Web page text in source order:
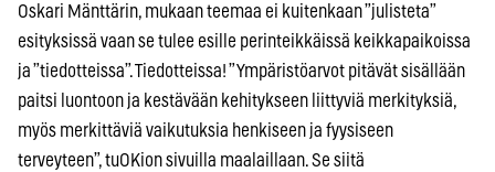
Oskari Mänttärin, mukaan teemaa ei kuitenkaan ”julisteta”
esityksissä vaan se tulee esille perinteikkäissä keikkapaikoissa
ja ”tiedotteissa”. Tiedotteissa! ”Ympäristöarvot pitävät sisällään
paitsi luontoon ja kestävään kehitykseen liittyviä merkityksiä,
myös merkittäviä vaikutuksia henkiseen ja fyysiseen
terveyteen”, tuOKion sivuilla maalaillaan. Se siitä